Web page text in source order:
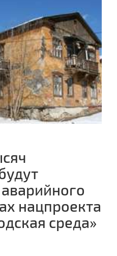
нацпроекта
среда»